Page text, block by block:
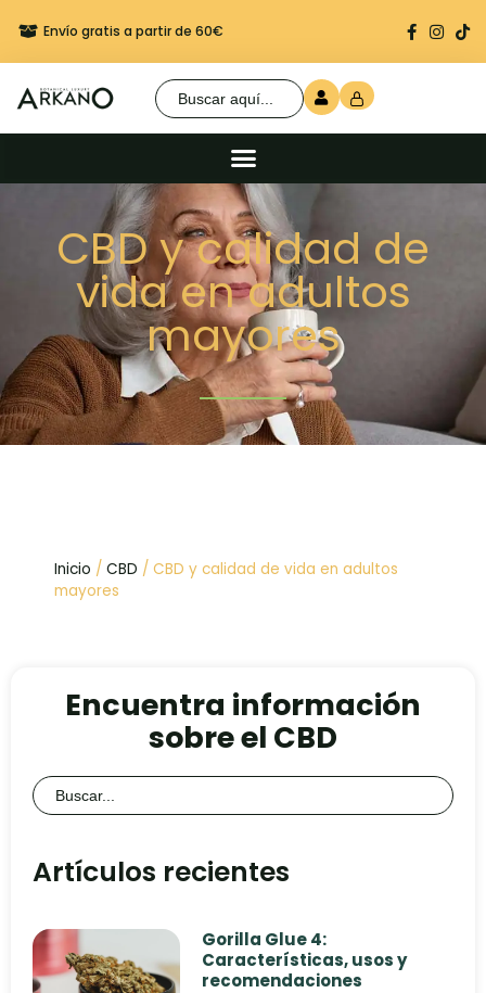
Envío gratis a partir de 60€ Regalo seguro en cada
Buscar:
CBD y calidad de
vida en adultos
mayores
Inicio / CBD / CBD y calidad de vida en adultos
mayores
Encuentra información
sobre el CBD
Buscar:
Artículos recientes
Gorilla Glue 4:
Características, usos y
recomendaciones